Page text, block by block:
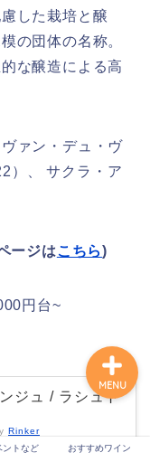
した栽培と醸
の団体の名称。
な醸造による高
ァン・デュ・ヴ
）、 サクラ・ア
ージは こちら)
円台~
ジュ / ラシュト
Rinker
ントなど おすすめワイン
MENU
ンなど